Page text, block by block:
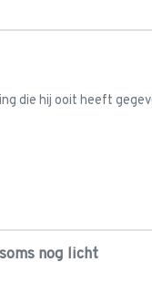
die hij ooit heeft
nog licht